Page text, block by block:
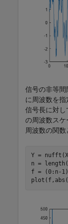
信号の非等
に周波数を指
信号長に対し
の周波数ス
周波数の関数
Y =
n =
f = (0:n-